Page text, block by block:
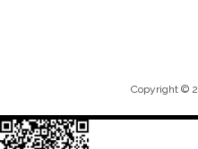
Copyright © 2019